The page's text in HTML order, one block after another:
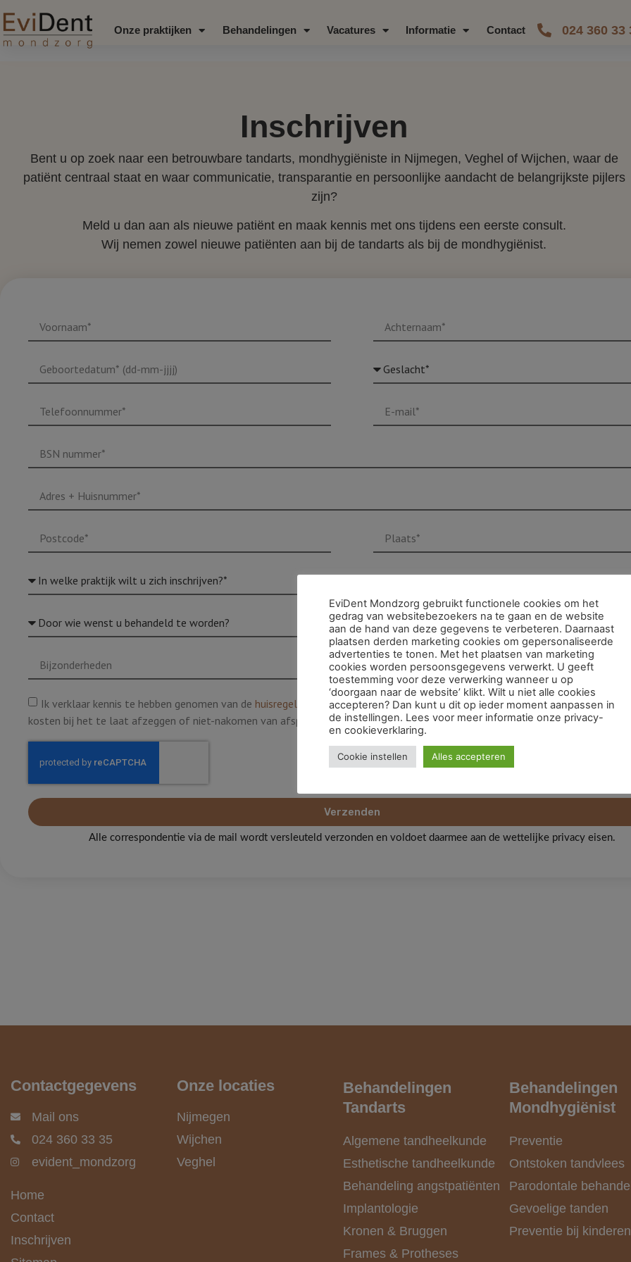
Onze praktijken Behandelingen Vacatures Informatie Contact 024 360 33
Inschrijven
Bent u op zoek naar een betrouwbare tandarts, mondhygiëniste in Nijmegen, Veghel of Wijchen, waar de
patiënt centraal staat en waar communicatie, transparantie en persoonlijke aandacht de belangrijkste pijlers
zijn?
Meld u dan aan als nieuwe patiënt en maak kennis met ons tijdens een eerste consult.
Wij nemen zowel nieuwe patiënten aan bij de tandarts als bij de mondhygiënist.
Ik verklaar kennis te hebben genomen van de huisregels
van Evident Mondzorg, waaronder het beleid met betrekking tot
kosten bij het te laat afzeggen of niet-nakomen van afspraken, en stem hiermee in.
Verzenden
Alle correspondentie via de mail wordt versleuteld verzonden en voldoet daarmee aan de wettelijke privacy eisen.
Contactgegevens
Mail ons
024 360 33 35
evident_mondzorg
Home
Contact
Inschrijven
Onze locaties
Nijmegen
Wijchen
Veghel
Behandelingen
Tandarts
Algemene tandheelkunde
Esthetische tandheelkunde
Behandeling angstpatiënten
Implantologie
Kronen & Bruggen
Frames & Protheses
Behandelingen
Mondhygiënist
Preventie
Ontstoken tandvlees
Parodontale
Gevoelige tanden
Preventie bij kinderen
EviDent Mondzorg gebruikt functionele cookies om het
gedrag van websitebezoekers na te gaan en de website
aan de hand van deze gegevens te verbeteren. Daarnaast
plaatsen derden marketing cookies om gepersonaliseerde
advertenties te tonen. Met het plaatsen van marketing
cookies worden persoonsgegevens verwerkt. U geeft
toestemming voor deze verwerking wanneer u op
‘doorgaan naar de website’ klikt. Wilt u niet alle cookies
accepteren? Dan kunt u dit op ieder moment aanpassen in
de instellingen. Lees voor meer informatie onze privacy-
en cookieverklaring.
Cookie instellen Alles accepteren